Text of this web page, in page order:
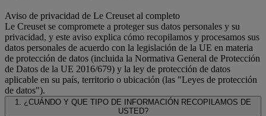
Aviso de privacidad de Le Creuset al completo
Le Creuset se compromete a proteger sus datos personales y su
privacidad, y este aviso explica cómo recopilamos y procesamos sus
datos personales de acuerdo con la legislación de la UE en materia
de protección de datos (incluida la Normativa General de Protección
de Datos de la UE 2016/679) y la ley de protección de datos
aplicable en su país, territorio o ubicación (las "Leyes de protección
de datos").
1. ¿CUÁNDO Y QUE TIPO DE INFORMACIÓN RECOPILAMOS DE
USTED?